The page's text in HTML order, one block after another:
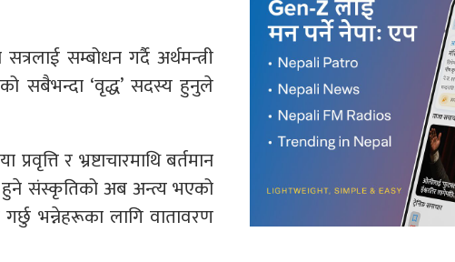
सम्बोधन गर्दै अर्थमन्त्री
सबैभन्दा ‘वृद्ध’ सदस्य हुनुले
र भ्रष्टाचारमाथि बर्तमान
संस्कृतिको अब अन्त्य भएको
भन्नेहरूका लागि वातावरण